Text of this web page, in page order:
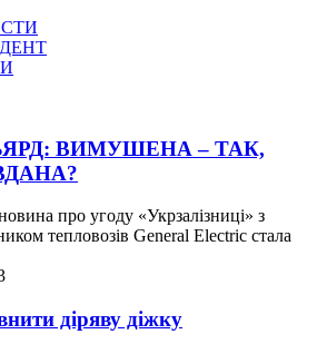
ВИМУШЕНА – ТАК,
про угоду «Укрзалізниці» з
тепловозів General Electric стала
діряву діжку